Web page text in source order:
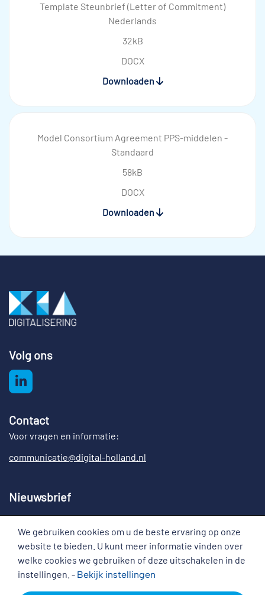
Cookies
We gebruiken cookies om u de beste ervaring op onze
website te bieden. U kunt meer informatie vinden over
welke cookies we gebruiken of deze uitschakelen in de
instellingen. - Bekijk instellingen
Template Steunbrief (Letter of Commitment)
Nederlands
32kB
DOCX
Downloaden
Model Consortium Agreement PPS-middelen -
Standaard
58kB
DOCX
Downloaden
Volg ons
Contact
Voor vragen en informatie:
communicatie@digital-holland.nl
Nieuwsbrief
Meld u aan voor de nieuwsbrief Digital Holland